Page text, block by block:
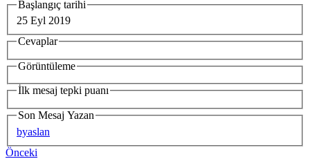
Başlangıç tarihi
25 Eyl 2019
Cevaplar
Görüntüleme
İlk mesaj tepki puanı
Son Mesaj Yazan
byaslan
Önceki